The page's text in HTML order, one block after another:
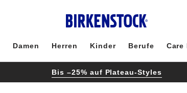
Damen Herren Kinder Berufe Care
Bis –25% auf Plateau-Styles